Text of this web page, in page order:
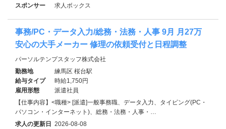
スポンサー
求人ボックス
事務/PC・データ入力/総務・法務・人事 9月 月27万
安心の大手メーカー 修理の依頼受付と日程調整
パーソルテンプスタッフ株式会社
勤務地
練馬区 桜台駅
給与タイプ
時給1,750円
雇用形態
派遣社員
【仕事内容】<職種> [派遣]一般事務職、データ入力、タイピング(PC・
パソコン・インターネット)、総務・法務・人事・…
求人の更新日 2026-08-08